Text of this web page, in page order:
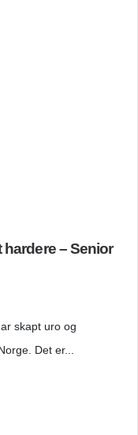
– Senior
skapt uro og
Det er...